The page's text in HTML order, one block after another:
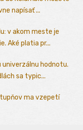
napísať ...
v akom meste je
Aké platia pr...
univerzálnu hodnotu.
sa typic...
ma vzepetí